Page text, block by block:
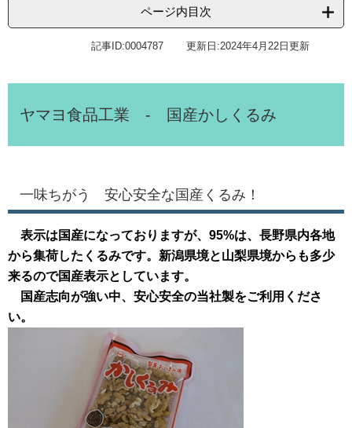
ページ内目次
記事ID:0004787 更新日:2024年4月22日更新
ヤマヨ食品工業 - 国産かしくるみ
一味ちがう 安心安全な国産くるみ！
表示は国産になっておりますが、95%は、長野県内各地
から集荷したくるみです。新潟県境と山梨県境からも多少
来るので国産表示としています。
国産志向が強い中、安心安全の当社製をご利用くださ
い。